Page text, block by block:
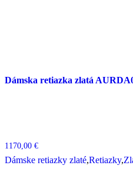
Dámska retiazka zlatá
1170,00 €
Dámske retiazky zlaté,Retiazky,